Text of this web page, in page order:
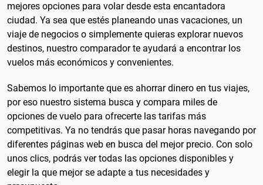
mejores opciones para volar desde esta encantadora
ciudad. Ya sea que estés planeando unas vacaciones, un
viaje de negocios o simplemente quieras explorar nuevos
destinos, nuestro comparador te ayudará a encontrar los
vuelos más económicos y convenientes.
Sabemos lo importante que es ahorrar dinero en tus viajes,
por eso nuestro sistema busca y compara miles de
opciones de vuelo para ofrecerte las tarifas más
competitivas. Ya no tendrás que pasar horas navegando por
diferentes páginas web en busca del mejor precio. Con solo
unos clics, podrás ver todas las opciones disponibles y
elegir la que mejor se adapte a tus necesidades y